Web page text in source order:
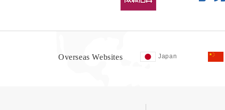
Overseas Websites Japan